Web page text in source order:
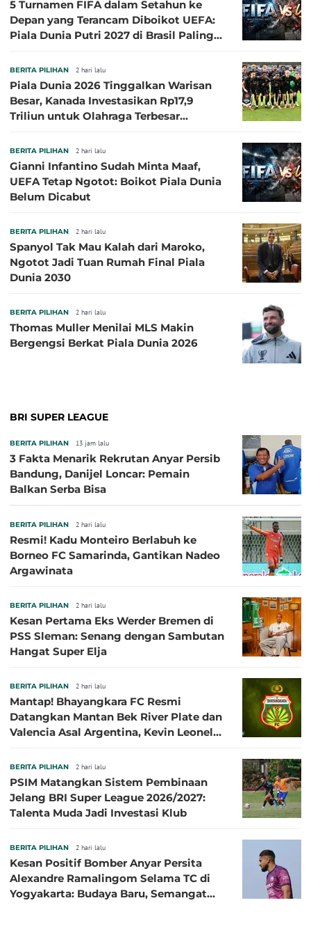
5 Turnamen FIFA dalam Setahun ke
Depan yang Terancam Diboikot UEFA:
Piala Dunia Putri 2027 di Brasil Paling
BERITA PILIHAN 2 hari lalu
Piala Dunia 2026 Tinggalkan Warisan
Besar, Kanada Investasikan Rp17,9
Triliun untuk Olahraga Terbesar
BERITA PILIHAN 2 hari lalu
Gianni Infantino Sudah Minta Maaf,
UEFA Tetap Ngotot: Boikot Piala Dunia
Belum Dicabut
BERITA PILIHAN 2 hari lalu
Spanyol Tak Mau Kalah dari Maroko,
Ngotot Jadi Tuan Rumah Final Piala
Dunia 2030
BERITA PILIHAN 2 hari lalu
Thomas Muller Menilai MLS Makin
Bergengsi Berkat Piala Dunia 2026
BRI SUPER LEAGUE
BERITA PILIHAN 13 jam lalu
3 Fakta Menarik Rekrutan Anyar Persib
Bandung, Danijel Loncar: Pemain
Balkan Serba Bisa
BERITA PILIHAN 2 hari lalu
Resmi! Kadu Monteiro Berlabuh ke
Borneo FC Samarinda, Gantikan Nadeo
Argawinata
BERITA PILIHAN 2 hari lalu
Kesan Pertama Eks Werder Bremen di
PSS Sleman: Senang dengan Sambutan
Hangat Super Elja
BERITA PILIHAN 2 hari lalu
Mantap! Bhayangkara FC Resmi
Datangkan Mantan Bek River Plate dan
Valencia Asal Argentina, Kevin Leonel
BERITA PILIHAN 2 hari lalu
PSIM Matangkan Sistem Pembinaan
Jelang BRI Super League 2026/2027:
Talenta Muda Jadi Investasi Klub
BERITA PILIHAN 2 hari lalu
Kesan Positif Bomber Anyar Persita
Alexandre Ramalingom Selama TC di
Yogyakarta: Budaya Baru, Semangat